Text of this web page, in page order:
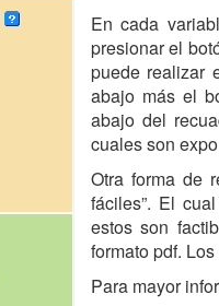
En cada
presionar el
puede realizar
abajo más el
abajo del
cuales son
Otra forma de
fáciles”. El
estos son
formato pdf.
Para mayor